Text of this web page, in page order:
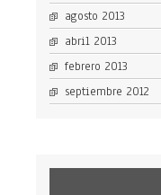
agosto 2013
abril 2013
febrero 2013
septiembre 2012